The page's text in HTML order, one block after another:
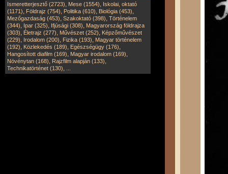
Ismeretterjesztő (2723), Mese (1554), Iskolai, oktató
(1171), Földrajz (754), Politika (610), Biológia (453),
Mezőgazdaság (453), Szakoktató (398), Történelem
(344), Ipar (325), Ifjúsági (308), Magyarország földrajza
(303), Életrajz (277), Művészet (252), Képzőművészet
(229), Irodalom (200), Fizika (193), Magyar történelem
(192), Közlekedés (189), Egészségügy (176),
Hangosított diafilm (169), Magyar irodalom (169),
Növénytan (168), Rajzfilm alapján (133),
Technikatörténet (130),